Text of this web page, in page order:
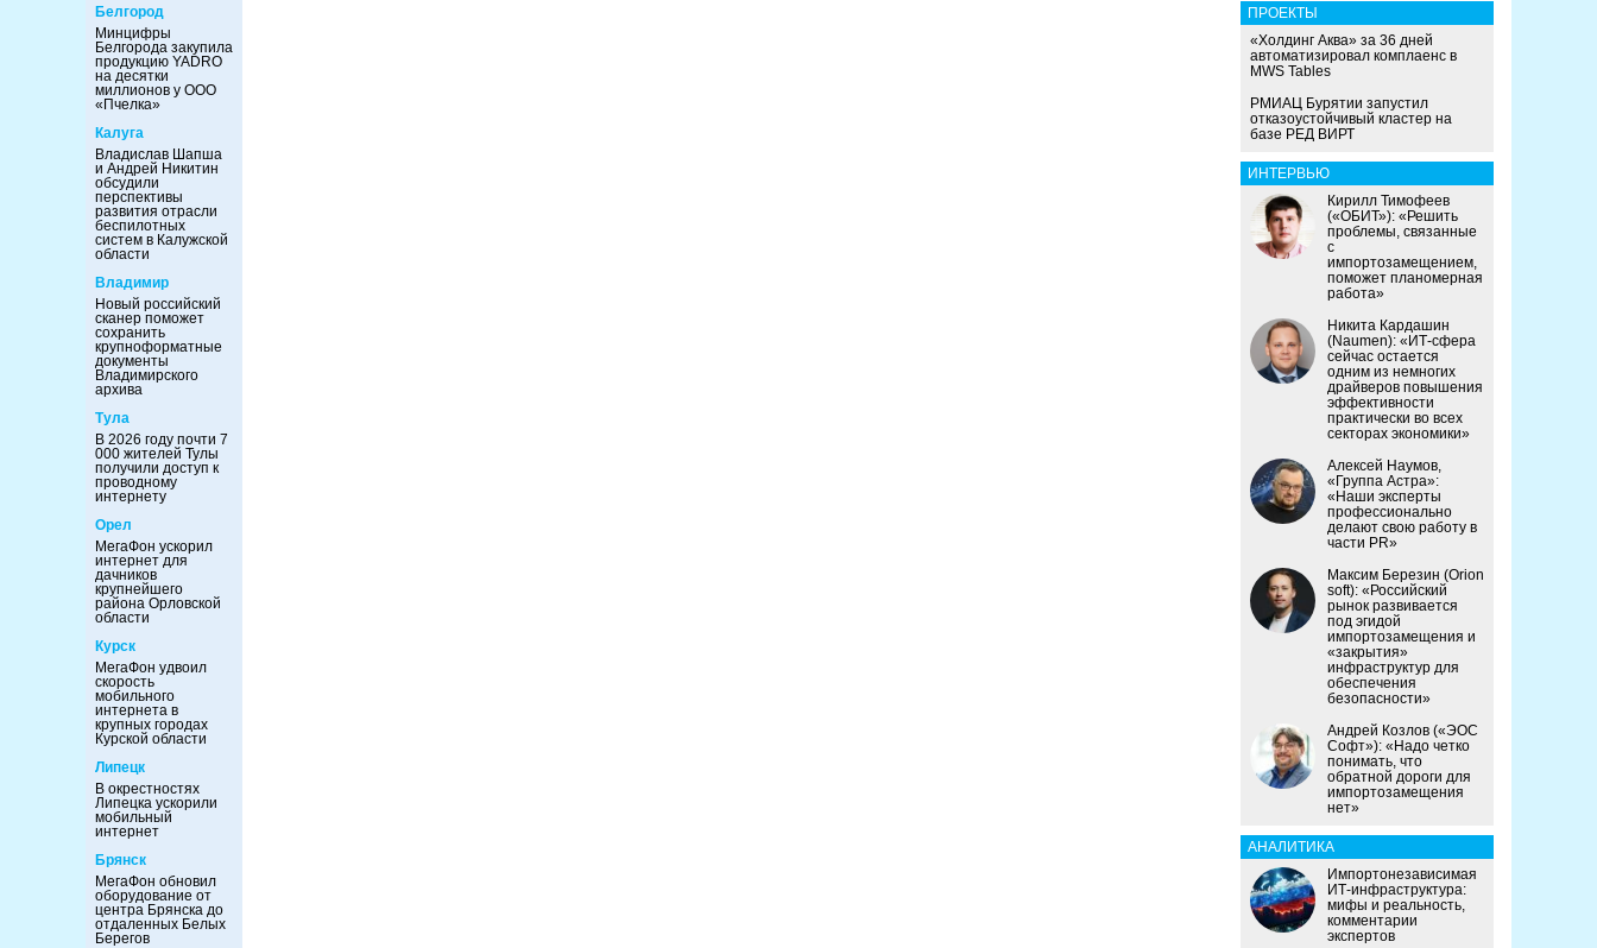
Белгород
Минцифры
Белгорода закупила
продукцию YADRO
на десятки
миллионов у ООО
«Пчелка»
Калуга
Владислав Шапша
и Андрей Никитин
обсудили
перспективы
развития отрасли
беспилотных
систем в Калужской
области
Владимир
Новый российский
сканер поможет
сохранить
крупноформатные
документы
Владимирского
архива
Тула
В 2026 году почти 7
000 жителей Тулы
получили доступ к
проводному
интернету
Орел
МегаФон ускорил
интернет для
дачников
крупнейшего
района Орловской
области
Курск
МегаФон удвоил
скорость
мобильного
интернета в
крупных городах
Курской области
Липецк
В окрестностях
Липецка ускорили
мобильный
интернет
Брянск
МегаФон обновил
оборудование от
центра Брянска до
отдаленных Белых
Берегов
ПРОЕКТЫ
«Холдинг Аква» за 36 дней
автоматизировал комплаенс в
MWS Tables
РМИАЦ Бурятии запустил
отказоустойчивый кластер на
базе РЕД ВИРТ
ИНТЕРВЬЮ
Кирилл Тимофеев
(«ОБИТ»): «Решить
проблемы, связанные
с
импортозамещением,
поможет планомерная
работа»
Никита Кардашин
(Naumen): «ИТ-сфера
сейчас остается
одним из немногих
драйверов повышения
эффективности
практически во всех
секторах экономики»
Алексей Наумов,
«Группа Астра»:
«Наши эксперты
профессионально
делают свою работу в
части PR»
Максим Березин (Orion
soft): «Российский
рынок развивается
под эгидой
импортозамещения и
«закрытия»
инфраструктур для
обеспечения
безопасности»
Андрей Козлов («ЭОС
Софт»): «Надо четко
понимать, что
обратной дороги для
импортозамещения
нет»
АНАЛИТИКА
Импортонезависимая
ИТ-инфраструктура:
мифы и реальность,
комментарии
экспертов